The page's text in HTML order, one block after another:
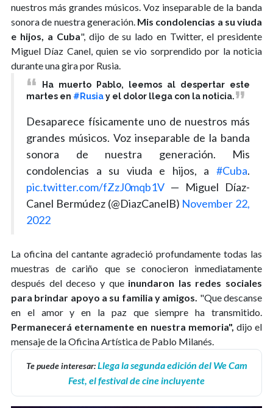
nuestros más grandes músicos. Voz inseparable de la banda
sonora de nuestra generación. Mis condolencias a su viuda
e hijos, a Cuba", dijo de su lado en Twitter, el presidente
Miguel Díaz Canel, quien se vio sorprendido por la noticia
durante una gira por Rusia.
Ha muerto Pablo, leemos al despertar este
martes en #Rusiay el dolor llega con la noticia.
Desaparece físicamente uno de nuestros más
grandes músicos. Voz inseparable de la banda
sonora de nuestra generación. Mis
condolencias a su viuda e hijos, a #Cuba.
pic.twitter.com/fZzJ0mqb1V — Miguel Díaz-
Canel Bermúdez (@DiazCanelB) November 22,
2022
La oficina del cantante agradeció profundamente todas las
muestras de cariño que se conocieron inmediatamente
después del deceso y que inundaron las redes sociales
para brindar apoyo a su familia y amigos. "Que descanse
en el amor y en la paz que siempre ha transmitido.
Permanecerá eternamente en nuestra memoria", dijo el
mensaje de la Oficina Artística de Pablo Milanés.
Te puede interesar:Llega la segunda edición del We Cam
Fest, el festival de cine incluyente